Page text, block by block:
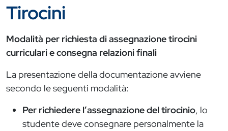
Tirocini
Modalità per richiesta di assegnazione tirocini
curriculari e consegna relazioni finali
La presentazione della documentazione avviene
secondo le seguenti modalità:
Per richiedere l’assegnazione del tirocinio, lo
studente deve consegnare personalmente la